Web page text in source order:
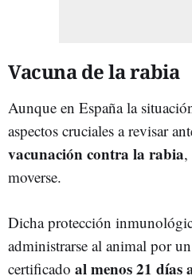
Vacuna de la rabia
Aunque en España la
aspectos cruciales a revisar
vacunación contra la rabia,
moverse.
Dicha protección
administrarse al animal por
certificado al menos 21 días